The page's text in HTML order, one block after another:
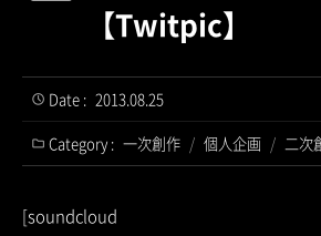
【Twitpic】
Date : 2013.08.25
Category : 一次創作 / 個人企画 / 二次
[soundcloud